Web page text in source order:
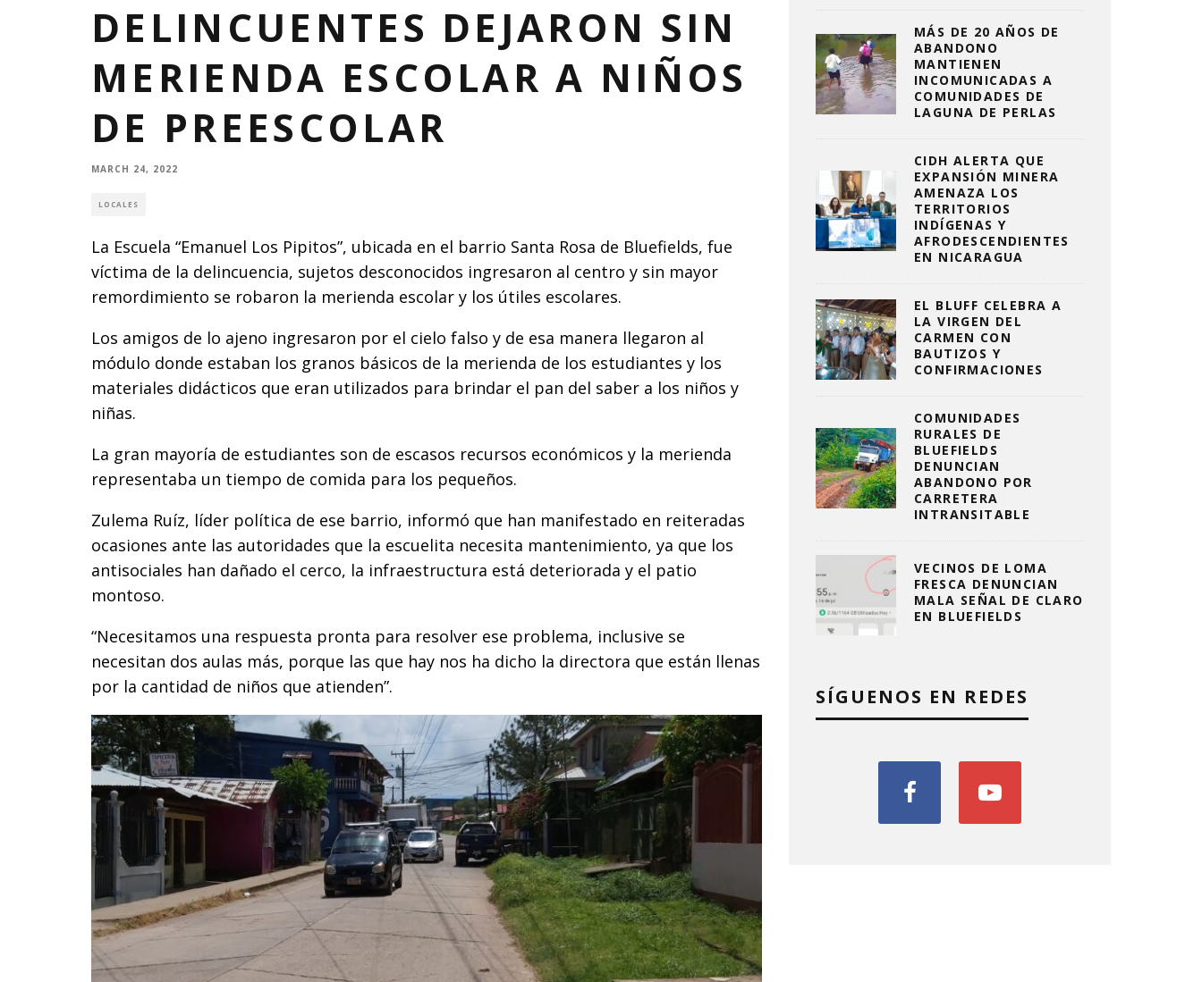
DELINCUENTES DEJARON SIN
MERIENDA ESCOLAR A NIÑOS
DE PREESCOLAR
MARCH 24, 2022
LOCALES
La Escuela “Emanuel Los Pipitos”, ubicada en el barrio Santa Rosa de Bluefields, fue
víctima de la delincuencia, sujetos desconocidos ingresaron al centro y sin mayor
remordimiento se robaron la merienda escolar y los útiles escolares.
Los amigos de lo ajeno ingresaron por el cielo falso y de esa manera llegaron al
módulo donde estaban los granos básicos de la merienda de los estudiantes y los
materiales didácticos que eran utilizados para brindar el pan del saber a los niños y
niñas.
La gran mayoría de estudiantes son de escasos recursos económicos y la merienda
representaba un tiempo de comida para los pequeños.
Zulema Ruíz, líder política de ese barrio, informó que han manifestado en reiteradas
ocasiones ante las autoridades que la escuelita necesita mantenimiento, ya que los
antisociales han dañado el cerco, la infraestructura está deteriorada y el patio
montoso.
“Necesitamos una respuesta pronta para resolver ese problema, inclusive se
necesitan dos aulas más, porque las que hay nos ha dicho la directora que están llenas
por la cantidad de niños que atienden”.
MÁS DE 20 AÑOS DE
ABANDONO
MANTIENEN
INCOMUNICADAS A
COMUNIDADES DE
LAGUNA DE PERLAS
CIDH ALERTA QUE
EXPANSIÓN MINERA
AMENAZA LOS
TERRITORIOS
INDÍGENAS Y
AFRODESCENDIENTES
EN NICARAGUA
EL BLUFF CELEBRA A
LA VIRGEN DEL
CARMEN CON
BAUTIZOS Y
CONFIRMACIONES
COMUNIDADES
RURALES DE
BLUEFIELDS
DENUNCIAN
ABANDONO POR
CARRETERA
INTRANSITABLE
VECINOS DE LOMA
FRESCA DENUNCIAN
MALA SEÑAL DE CLARO
EN BLUEFIELDS
SÍGUENOS EN REDES